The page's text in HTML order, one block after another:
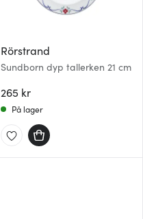
Rörstrand
Sundborn dyp tallerken 21 cm
265 kr
På lager